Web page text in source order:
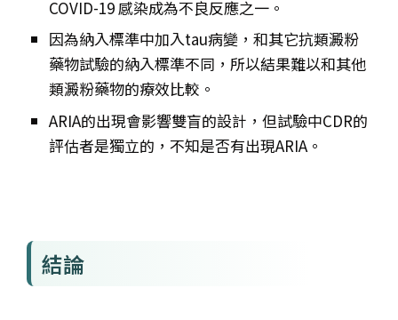
COVID-19 感染成為不良反應之一。
因為納入標準中加入tau病變，和其它抗類澱粉
藥物試驗的納入標準不同，所以結果難以和其他
類澱粉藥物的療效比較。
ARIA的出現會影響雙盲的設計，但試驗中CDR的
評估者是獨立的，不知是否有出現ARIA。
結論